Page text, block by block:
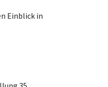
Einblick in